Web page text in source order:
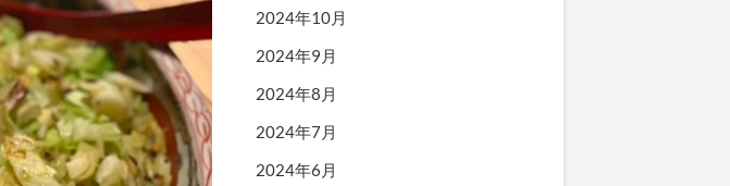
2024年10月
2024年9月
2024年8月
2024年7月
2024年6月